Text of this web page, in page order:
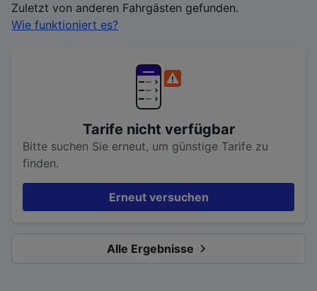
Zuletzt von anderen Fahrgästen gefunden.
Wie funktioniert es?
Tarife nicht verfügbar
Bitte suchen Sie erneut, um günstige Tarife zu
finden.
Erneut versuchen
Alle Ergebnisse